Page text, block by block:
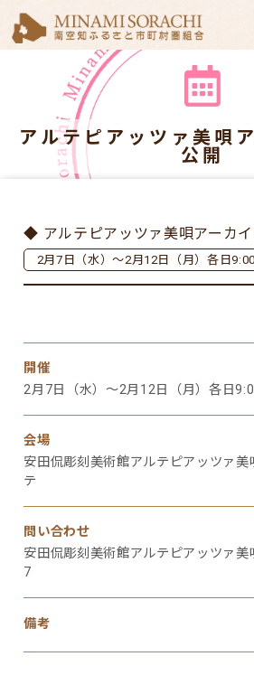
アルテピアッツァ美唄
公開
◆ アルテピアッツァ美唄アーカ
2月7日（水）～2月12日（月）各日
開催
2月7日（水）～2月12日（月）各日
会場
安田侃彫刻美術館アルテピアッツァ
テ
問い合わせ
安田侃彫刻美術館アルテピアッツァ
7
備考